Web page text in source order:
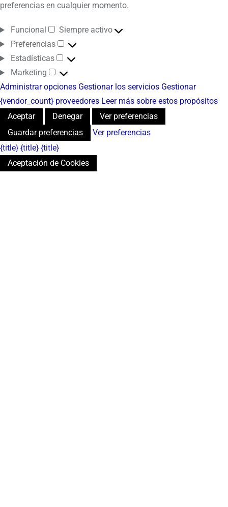
preferencias en cualquier momento.
Funcional
Siempre activo
Preferencias
Estadísticas
Marketing
Administrar opciones Gestionar los servicios Gestionar
{vendor_count} proveedores Leer más sobre estos propósitos
Aceptar
Denegar
Ver preferencias
Guardar preferencias
Ver preferencias
{title} {title} {title}
Aceptación de Cookies